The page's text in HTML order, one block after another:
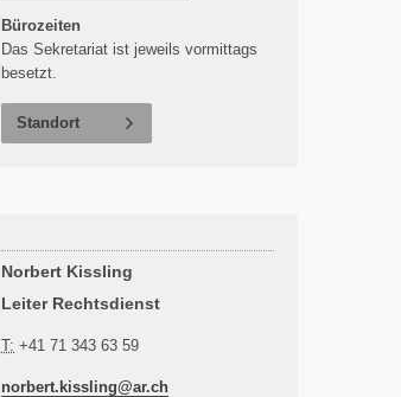
Bürozeiten
Das Sekretariat ist jeweils vormittags
besetzt.
Standort
Norbert Kissling
Leiter Rechtsdienst
T: +41 71 343 63 59
norbert.kissling@ar.ch